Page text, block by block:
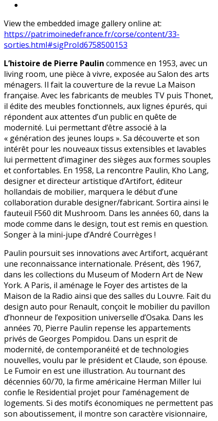
View the embedded image gallery online at:
https://patrimoinedefrance.fr/corse/content/33-
sorties.html#sigProId6758500153
L’histoire de Pierre Paulin commence en 1953, avec un
living room, une pièce à vivre, exposée au Salon des arts
ménagers. Il fait la couverture de la revue La Maison
française. Avec les fabricants de meubles TV puis Thonet,
il édite des meubles fonctionnels, aux lignes épurés, qui
répondent aux attentes d’un public en quête de
modernité. Lui permettant d’être associé à la
« génération des jeunes loups ». Sa découverte et son
intérêt pour les nouveaux tissus extensibles et lavables
lui permettent d’imaginer des sièges aux formes souples
et confortables. En 1958, La rencontre Paulin, Kho Lang,
designer et directeur artistique d’Artifort, éditeur
hollandais de mobilier, marquera le début d’une
collaboration durable designer/fabricant. Sortira ainsi le
fauteuil F560 dit Mushroom. Dans les années 60, dans la
mode comme dans le design, tout est remis en question.
Songer à la mini-jupe d’André Courrèges !
Paulin poursuit ses innovations avec Artifort, acquérant
une reconnaissance internationale. Présent, dès 1967,
dans les collections du Museum of Modern Art de New
York. A Paris, il aménage le Foyer des artistes de la
Maison de la Radio ainsi que des salles du Louvre. Fait du
design auto pour Renault, conçoit le mobilier du pavillon
d’honneur de l’exposition universelle d’Osaka. Dans les
années 70, Pierre Paulin repense les appartements
privés de Georges Pompidou. Dans un esprit de
modernité, de contemporanéité et de technologies
nouvelles, voulu par le président et Claude, son épouse.
Le Fumoir en est une illustration. Au tournant des
décennies 60/70, la firme américaine Herman Miller lui
confie le Residential projet pour l’aménagement de
logements. Si des motifs économiques ne permettent pas
son aboutissement, il montre son caractère visionnaire,